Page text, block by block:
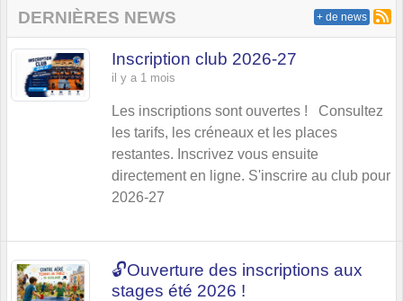
DERNIÈRES NEWS
Inscription club 2026-27
il y a 1 mois
Les inscriptions sont ouvertes ! Consultez
les tarifs, les créneaux et les places
restantes. Inscrivez vous ensuite
directement en ligne. S'inscrire au club pour
2026-27
🔓Ouverture des inscriptions aux
stages été 2026 !
+ de news